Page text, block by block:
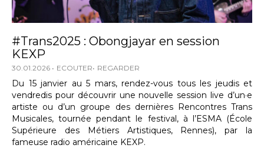
#Trans2025 : Obongjayar en session
KEXP
30.01.2026 ECOUTER REGARDER
Du 15 janvier au 5 mars, rendez-vous tous les jeudis et
vendredis pour découvrir une nouvelle session live d’un·e
artiste ou d’un groupe des dernières Rencontres Trans
Musicales, tournée pendant le festival, à l’ESMA (École
Supérieure des Métiers Artistiques, Rennes), par la
fameuse radio américaine KEXP.